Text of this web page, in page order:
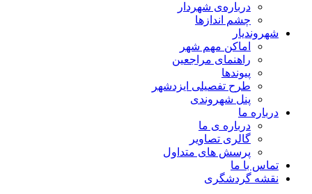
درباره‌ی شهردار
چشم اندازها
شهروندیار
اماکن مهم شهر
راهنمای مراجعین
پیوند‌ها
طرح تفصیلی ایزدشهر
پنل شهروندی
درباره ما
درباره ی ما
گالری تصاویر
پرسش های متداول
تماس با ما
نقشه گردشگری